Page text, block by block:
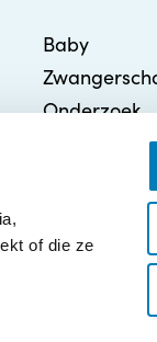
of die ze
Baby
Onderzoek
Ouderschap